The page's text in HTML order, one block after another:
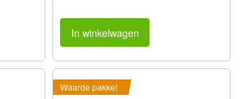
In winkelwagen
Waarde pakket